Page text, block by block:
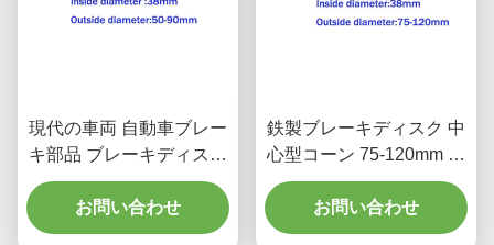
現代の車両 自動車ブレー
キ部品 ブレーキディスク
中心型コーン
お問い合わせ
鉄製ブレーキディスク 中
心型コーン 75-120mm 外
径
お問い合わせ